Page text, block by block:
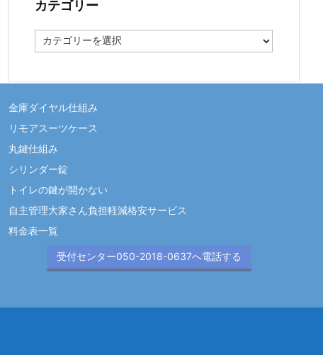
カテゴリー
テ
金庫ダイヤル仕組み
リモアスーツケース
丸鍵仕組み
シリンダー錠
トイレの鍵が開かない
自主管理大家さん負担軽減格安サービス
料金表一覧
受付センター050-2018-0637へ電話する